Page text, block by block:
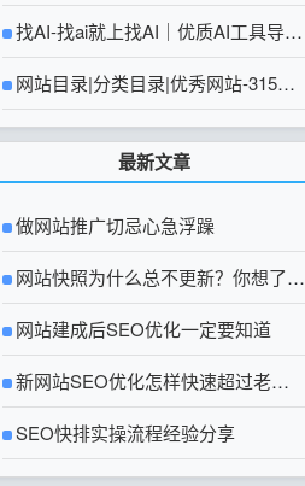
航-收录网站-自助广告系统
找AI-找ai就上找AI｜优质AI工具导航
大全
网站目录|分类目录|优秀网站-315友
链网【官方网站】
最新文章
做网站推广切忌心急浮躁
网站快照为什么总不更新？你想了解
的网站快照问题都在这里
网站建成后SEO优化一定要知道
新网站SEO优化怎样快速超过老网
站？
SEO快排实操流程经验分享